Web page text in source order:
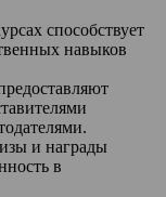
способствует
навыков
и награды
в